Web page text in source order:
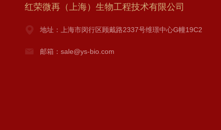
红荣微再（上海）生物工程技术有限公司
地址：上海市闵行区顾戴路2337号维璟中心G幢19C2
邮箱：sale@ys-bio.com